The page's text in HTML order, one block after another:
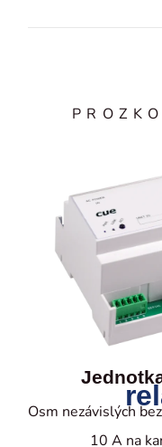
Osm nezávislých
10 A na